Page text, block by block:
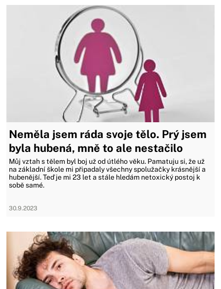
Neměla jsem ráda svoje tělo. Prý jsem
byla hubená, mně to ale nestačilo
Můj vztah s tělem byl boj už od útlého věku. Pamatuju si, že už
na základní škole mi připadaly všechny spolužačky krásnější a
hubenější. Teď je mi 23 let a stále hledám netoxický postoj k
sobě samé.
30.9.2023